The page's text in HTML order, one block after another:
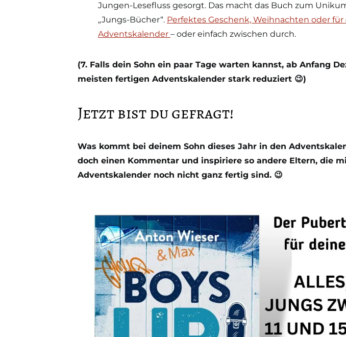
Jungen-Lesefluss gesorgt. Das macht das Buch zum
„Jungs-Bücher“. Perfektes Geschenk, Weihnachten oder für
Adventskalender – oder einfach zwischen durch.
(7. Falls dein Sohn ein paar Tage warten kannst, ab Anfang
meisten fertigen Adventskalender stark reduziert 😉)
Jetzt bist du gefragt!
Was kommt bei deinem Sohn dieses Jahr in den
doch einen Kommentar und inspiriere so andere Eltern, die
Adventskalender noch nicht ganz fertig sind. 😉